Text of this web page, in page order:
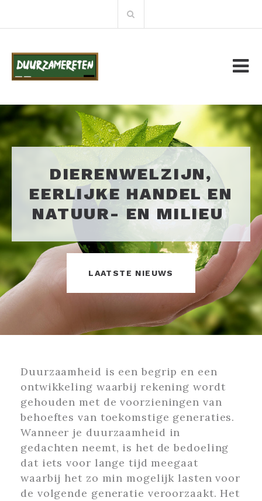
DIERENWELZIJN,
EERLIJKE HANDEL EN
NATUUR- EN MILIEU
LAATSTE NIEUWS
Duurzaamheid is een begrip en een
ontwikkeling waarbij rekening wordt
gehouden met de voorzieningen van
behoeftes van toekomstige generaties.
Wanneer je duurzaamheid in
gedachten neemt, is het de bedoeling
dat iets voor lange tijd meegaat
waarbij het zo min mogelijk lasten voor
de volgende generatie veroorzaakt. Het